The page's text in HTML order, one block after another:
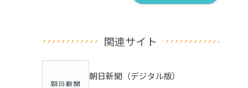
関連サイト
朝日新聞（デジタル版）